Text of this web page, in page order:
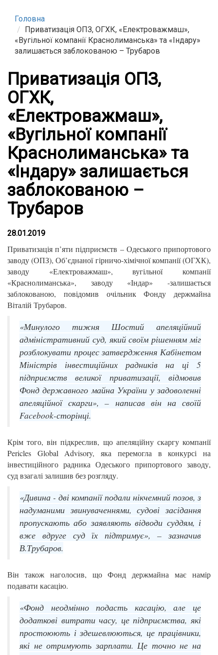
Головна
Приватизація ОПЗ, ОГХК, «Електроважмаш»,
«Вугільної компанії Краснолиманська» та «Індару»
залишається заблокованою – Трубаров
Приватизація ОПЗ,
ОГХК,
«Електроважмаш»,
«Вугільної компанії
Краснолиманська» та
«Індару» залишається
заблокованою –
Трубаров
28.01.2019
Приватизація п’яти підприємств – Одеського припортового
заводу (ОПЗ), Об’єднаної гірничо-хімічної компанії (ОГХК),
заводу «Електроважмаш», вугільної компанії
«Краснолиманська», заводу «Індар» -залишається
заблокованою, повідомив очільник Фонду держмайна
Віталій Трубаров.
«Минулого тижня Шостий апеляційний
адміністративний суд, який своїм рішенням міг
розблокувати процес затвердження Кабінетом
Міністрів інвестиційних радників на ці 5
підприємств великої приватизації, відмовив
Фонд державного майна України у задоволенні
апеляційної скарги», – написав він на своїй
Facebook-сторінці.
Крім того, він підкреслив, що апеляційну скаргу компанії
Pericles Global Advisory, яка перемогла в конкурсі на
інвестиційного радника Одеського припортового заводу,
суд взагалі залишив без розгляду.
«Дивина - дві компанії подали нікчемний позов, з
надуманими звинуваченнями, судові засідання
пропускають або заявляють відводи суддям, і
вже вдруге суд їх підтримує», – зазначив
В.Трубаров.
Він також наголосив, що Фонд держмайна має намір
подавати касацію.
«Фонд неодмінно подасть касацію, але це
додаткові витрати часу, це підприємства, які
простоюють і здешевлюються, це працівники,
які не отримують зарплати. Це точно не на